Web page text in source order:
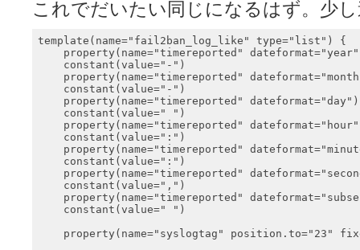
これでだいたい同じになるはず。少
template(name="fail2ban_log_like" type="list") {
property(name="timereported"
    constant(value="-")
property(name="timereported"
    constant(value="-")
    property(name="timereported" dateformat="day")
    constant(value=" ")
property(name="timereported"
    constant(value=":")
property(name="timereported"
    constant(value=":")
property(name="timereported"
    constant(value=",")
property(name="timereported"
    constant(value=" ")
property(name="syslogtag" position.to="23"